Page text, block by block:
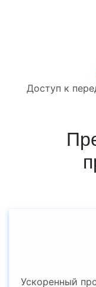
Доступ к
Ускоренный